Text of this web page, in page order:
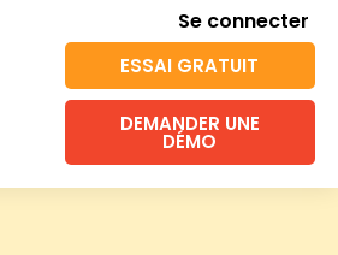
Se connecter
ESSAI GRATUIT
DEMANDER UNE
DÉMO